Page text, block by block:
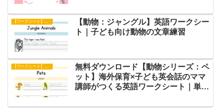
【動物：ジャングル】英語ワークシー
ト｜子ども向け動物の文章練習
無料ダウンロード【動物シリーズ：ペ
ット】海外保育×子ども英会話のママ
講師がつくる英語ワークシート｜単語